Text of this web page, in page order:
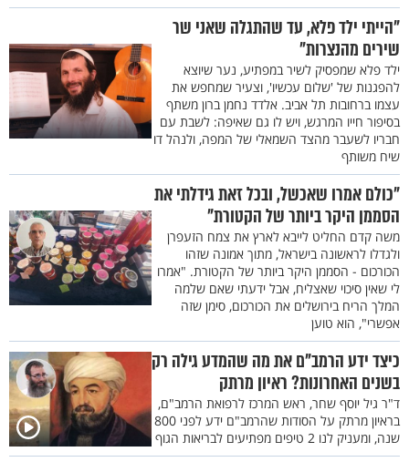
"הייתי ילד פלא, עד שהתגלה שאני שר
שירים מהנצרות"
ילד פלא שמפסיק לשיר במפתיע, נער שיוצא
להפגנות של 'שלום עכשיו', וצעיר שמחפש את
עצמו ברחובות תל אביב. אלדד נחמן ברון משתף
בסיפור חייו המרגש, ויש לו גם שאיפה: לשבת עם
חבריו לשעבר מהצד השמאלי של המפה, ולנהל דו
שיח משותף
"כולם אמרו שאכשל, ובכל זאת גידלתי את
הסממן היקר ביותר של הקטורת"
משה קדם החליט לייבא לארץ את צמח הזעפרן
ולגדלו לראשונה בישראל, מתוך אמונה שזהו
הכורכום - הסממן היקר ביותר של הקטורת. "אמרו
לי שאין סיכוי שאצליח, אבל ידעתי שאם שלמה
המלך הריח בירושלים את הכורכום, סימן שזה
אפשרי", הוא טוען
כיצד ידע הרמב"ם את מה שהמדע גילה רק
בשנים האחרונות? ראיון מרתק
ד"ר גיל יוסף שחר, ראש המרכז לרפואת הרמב"ם,
בראיון מרתק על הסודות שהרמב"ם ידע לפני 800
שנה, ומעניק לנו 2 טיפים מפתיעים לבריאות הגוף